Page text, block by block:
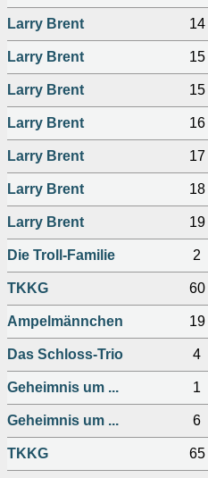
Larry Brent 14
Larry Brent 15
Larry Brent 15
Larry Brent 16
Larry Brent 17
Larry Brent 18
Larry Brent 19
Die Troll-Familie 2
TKKG 60
Ampelmännchen 19
Das Schloss-Trio 4
Geheimnis um ... 1
Geheimnis um ... 6
TKKG 65